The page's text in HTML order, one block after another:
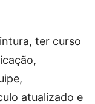
ter curso
atualizado e